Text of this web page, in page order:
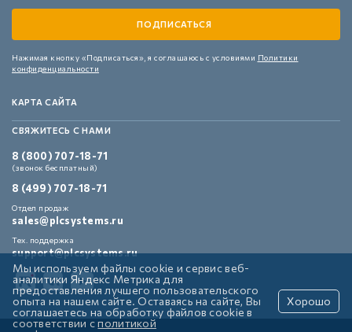
Нажимая кнопку «Подписаться», я соглашаюсь с условиями Политики
конфиденциальности
КАРТА САЙТА
СВЯЖИТЕСЬ С НАМИ
8 (800) 707-18-71
(звонок бесплатный)
8 (499) 707-18-71
Отдел продаж
sales@plcsystems.ru
Тех. поддержка
support@plcsystems.ru
Мы используем файлы cookie и сервис веб-
аналитики Яндекс Метрика для
предоставления лучшего пользовательского
опыта на нашем сайте. Оставаясь на сайте, Вы
соглашаетесь на обработку файлов cookie в
соответствии сполитикой
Хорошо